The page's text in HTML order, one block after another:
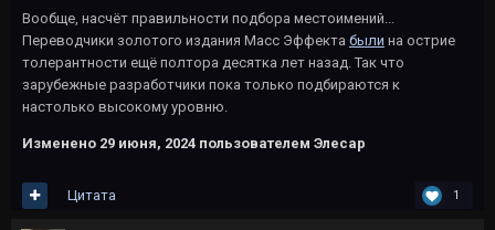
Вообще, насчёт правильности подбора местоимений...
Переводчики золотого издания Масс Эффекта были на острие
толерантности ещё полтора десятка лет назад. Так что
зарубежные разработчики пока только подбираются к
настолько высокому уровню.
Изменено 29 июня, 2024 пользователем Элесар
1
Цитата